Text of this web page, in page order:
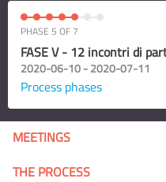
PHASE 5 OF 7
FASE V - 12 incontri di
2020-06-10 - 2020-07-11
Process phases
MEETINGS
THE PROCESS